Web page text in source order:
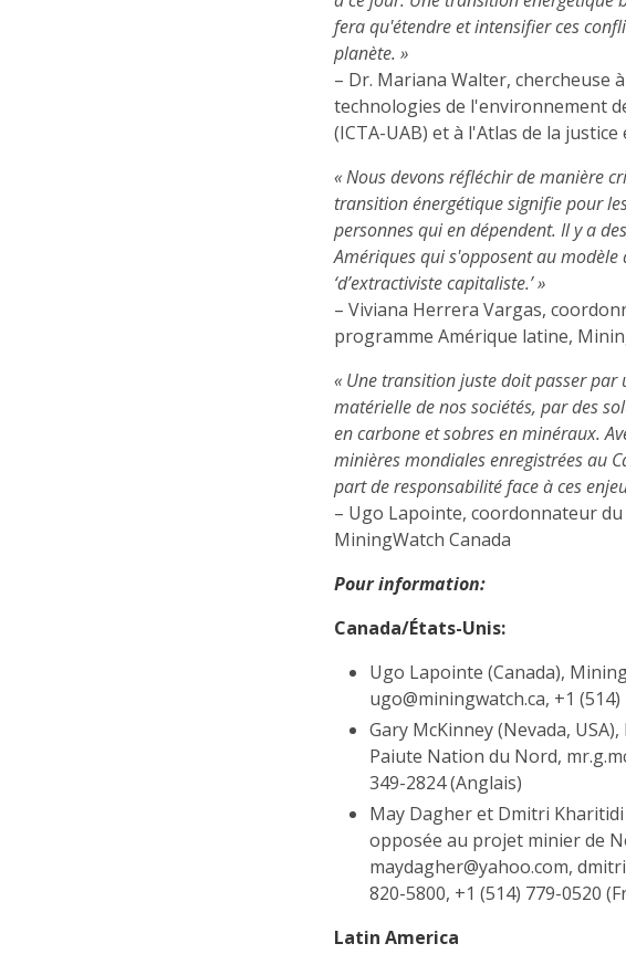
fera qu'étendre et intensifier ces
planète. »
– Dr. Mariana Walter, chercheuse
technologies de l'environnement
(ICTA-UAB) et à l'Atlas de la
« Nous devons réfléchir de manière
transition énergétique signifie pour
personnes qui en dépendent. Il y a
Amériques qui s'opposent au modèle
‘d’extractiviste capitaliste.’ »
– Viviana Herrera Vargas,
programme Amérique latine,
« Une transition juste doit passer par
matérielle de nos sociétés, par des
en carbone et sobres en minéraux.
minières mondiales enregistrées au
part de responsabilité face à ces
– Ugo Lapointe, coordonnateur
MiningWatch Canada
Pour information:
Canada/États-Unis:
Ugo Lapointe (Canada),
ugo@miningwatch.ca, +1
Gary McKinney (Nevada,
Paiute Nation du Nord,
349-2824 (Anglais)
May Dagher et Dmitri Kharitidi
opposée au projet minier de
maydagher@yahoo.com,
820-5800, +1 (514) 779-0520
Latin America